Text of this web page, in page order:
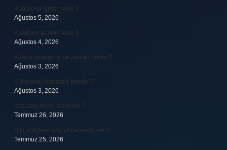
Kubbet-ül-İslam nedir ?
Ağustos 5, 2026
Avarların görevi nedir ?
Ağustos 4, 2026
Adana’da kuyruk ne zaman doğar ?
Ağustos 3, 2026
5. Kolordu komutanı kimdir ?
Ağustos 3, 2026
Koç başı neyin sembolü ?
Temmuz 26, 2026
Sıfır araçların kaç yıl garantisi var ?
Temmuz 25, 2026